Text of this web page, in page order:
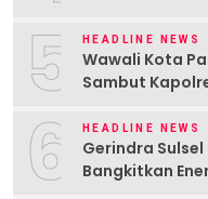
5 HEADLINE NEWS
Wawali Kota
Sambut
6 HEADLINE NEWS
Gerindra
Bangkitkan